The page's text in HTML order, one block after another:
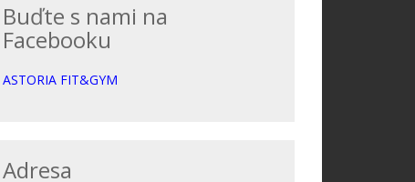
Buďte s nami na
Facebooku
ASTORIA FIT&GYM
Adresa